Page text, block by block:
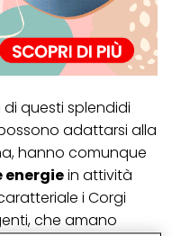
questi splendidi
adattarsi alla
hanno comunque
energiein attività
i Corgi
che amano